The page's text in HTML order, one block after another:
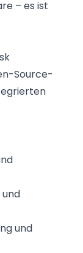
– es ist
Source-
und